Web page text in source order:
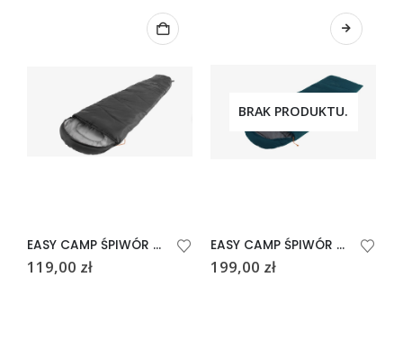
EASY CAMP ŚPIWÓR STARLING MUMMY 8°C CZARNY
119,00 zł
BRAK PRODUKTU.
EASY CAMP ŚPIWÓR RAVEN I SQUARE 2°C
199,00 zł